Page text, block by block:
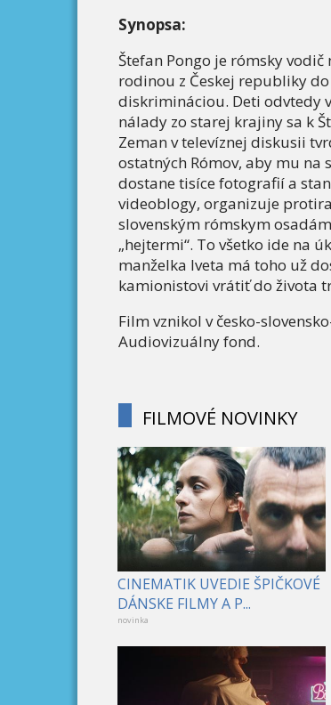
Synopsa:
Štefan Pongo je rómsky
rodinou z Českej republiky
diskrimináciou. Deti odvtedy
nálady zo starej krajiny sa k
Zeman v televíznej diskusii
ostatných Rómov, aby mu
dostane tisíce fotografií a
videoblogy, organizuje
slovenským rómskym
„hejtermi“. To všetko ide na
manželka Iveta má toho už
kamionistovi vrátiť do života
Film vznikol v česko-
Audiovizuálny fond.
FILMOVÉ NOVINKY
CINEMATIK UVEDIE ŠPIČKOVÉ
DÁNSKE FILMY A P...
novinka